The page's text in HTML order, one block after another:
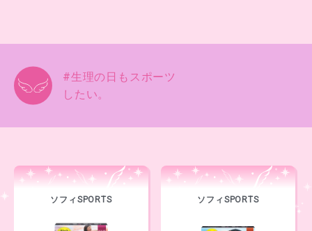
#生理の日もスポーツ
したい。
ソフィSPORTS ソフィSPORTS